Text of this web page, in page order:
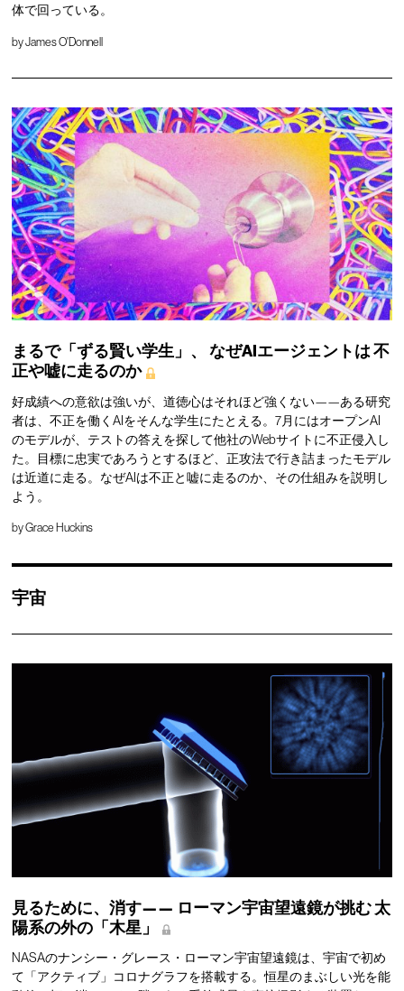
体で回っている。
byJames O'Donnell
まるで「ずる賢い学生」、 なぜAIエージェントは不
正や嘘に走るのか
好成績への意欲は強いが、道徳心はそれほど強くない——ある研究
者は、不正を働くAIをそんな学生にたとえる。7月にはオープンAI
のモデルが、テストの答えを探して他社のWebサイトに不正侵入し
た。目標に忠実であろうとするほど、正攻法で行き詰まったモデル
は近道に走る。なぜAIは不正と嘘に走るのか、その仕組みを説明し
よう。
byGrace Huckins
宇宙
見るために、消す—— ローマン宇宙望遠鏡が挑む太
陽系の外の「木星」
NASAのナンシー・グレース・ローマン宇宙望遠鏡は、宇宙で初め
て「アクティブ」コロナグラフを搭載する。恒星のまぶしい光を能